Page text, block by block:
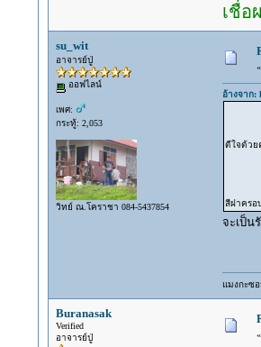
เชื่อ
su_wit
อาจารย์ปู่
ออฟไลน์
เพศ:
กระทู้: 2,053
วิทย์ ณ.โคราชา 084-5437854
«
อ้างจาก:
ดีใจด้วย
สีฝาครอ
จะเป็น
แมงกะซ
Buranasak
Verified
อาจารย์ปู่
«